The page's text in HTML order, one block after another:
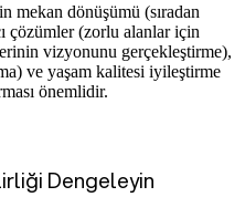
mekan dönüşümü (sıradan
çözümler (zorlu alanlar için
vizyonunu gerçekleştirme),
ve yaşam kalitesi iyileştirme
önemlidir.
Dengeleyin